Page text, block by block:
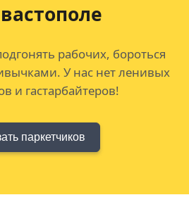
рабочих, бороться
У нас нет ленивых
и гастарбайтеров!
паркетчиков